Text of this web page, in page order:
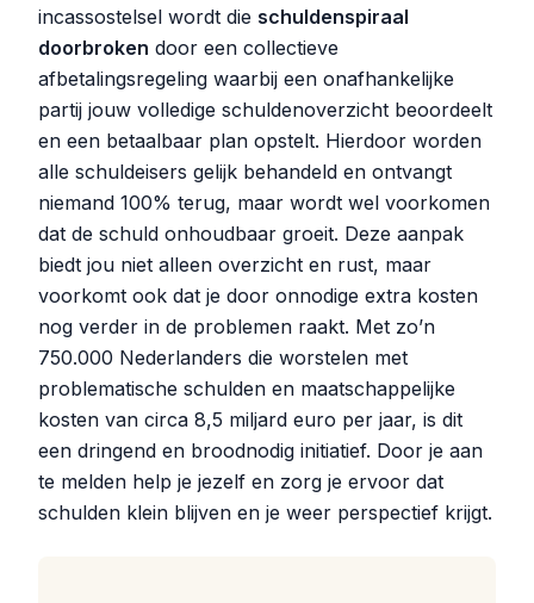
incassostelsel wordt die schuldenspiraal
doorbroken door een collectieve
afbetalingsregeling waarbij een onafhankelijke
partij jouw volledige schuldenoverzicht beoordeelt
en een betaalbaar plan opstelt. Hierdoor worden
alle schuldeisers gelijk behandeld en ontvangt
niemand 100% terug, maar wordt wel voorkomen
dat de schuld onhoudbaar groeit. Deze aanpak
biedt jou niet alleen overzicht en rust, maar
voorkomt ook dat je door onnodige extra kosten
nog verder in de problemen raakt. Met zo’n
750.000 Nederlanders die worstelen met
problematische schulden en maatschappelijke
kosten van circa 8,5 miljard euro per jaar, is dit
een dringend en broodnodig initiatief. Door je aan
te melden help je jezelf en zorg je ervoor dat
schulden klein blijven en je weer perspectief krijgt.